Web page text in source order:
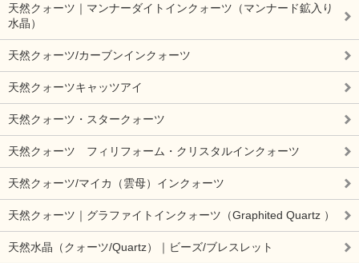
天然クォーツ｜マンナーダイトインクォーツ（マンナード鉱入り
水晶）
天然クォーツ/カーブンインクォーツ
天然クォーツキャッツアイ
天然クォーツ・スタークォーツ
天然クォーツ フィリフォーム・クリスタルインクォーツ
天然クォーツ/マイカ（雲母）インクォーツ
天然クォーツ｜グラファイトインクォーツ（Graphited Quartz ）
天然水晶（クォーツ/Quartz）｜ビーズ/ブレスレット